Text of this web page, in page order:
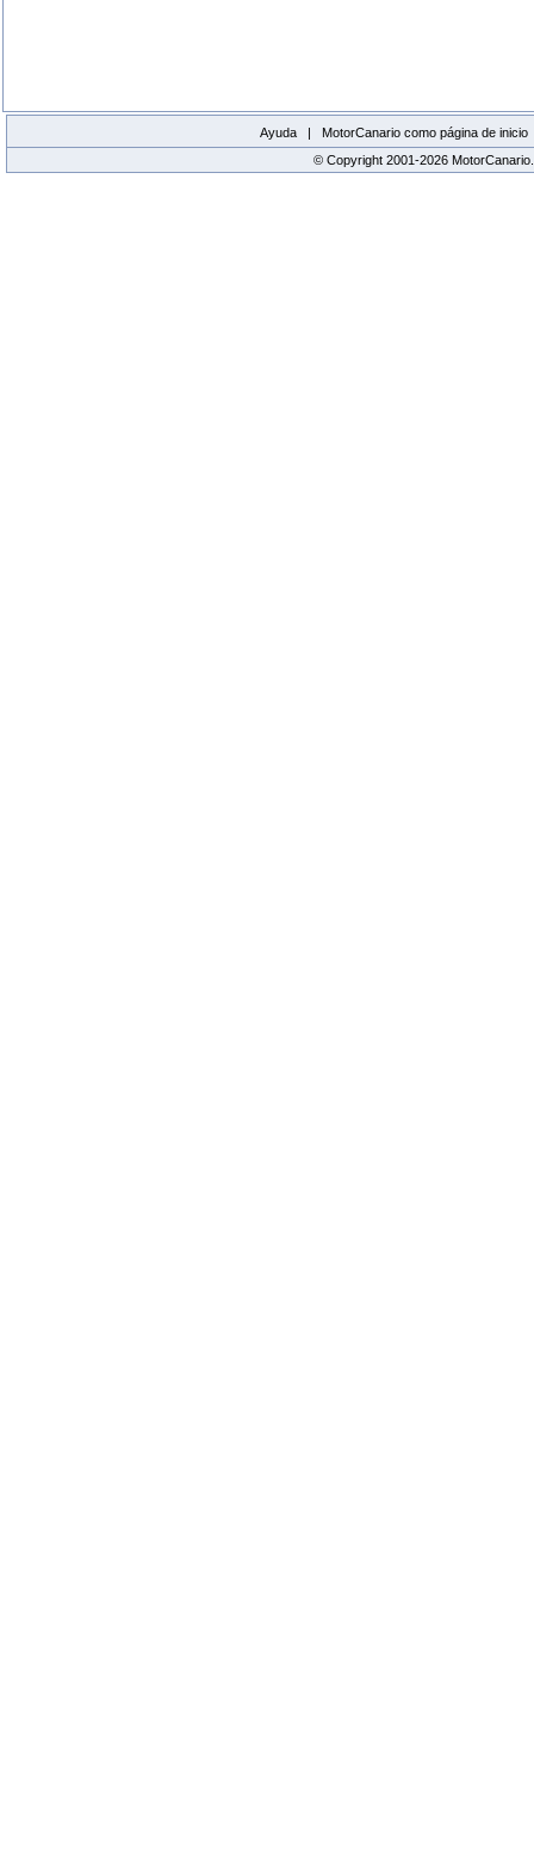
Ayuda | MotorCanario como página de inicio
© Copyright 2001-2026